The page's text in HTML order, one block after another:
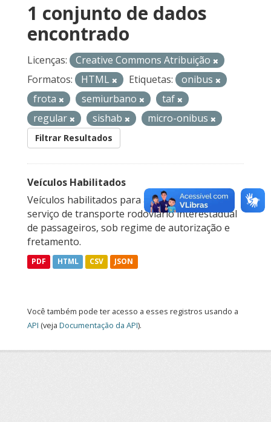
1 conjunto de dados
encontrado
Licenças:
Creative Commons Atribuição
Formatos:
HTML Etiquetas:
onibus
frota
semiurbano
taf
regular
sishab micro-onibus
Filtrar Resultados
Veículos Habilitados
Veículos habilitados para a prestação do
serviço de transporte rodoviário interestadual
de passageiros, sob regime de autorização e
fretamento.
PDF HTML CSV JSON
Você também pode ter acesso a esses registros usando a
API (veja Documentação da API).